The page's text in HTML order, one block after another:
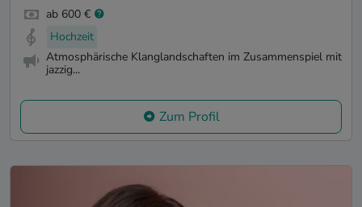
ab 600 €
Hochzeit
Atmosphärische Klanglandschaften im Zusammenspiel mit
jazzig...
Zum Profil